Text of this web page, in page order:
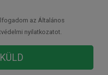
az Általános
nyilatkozatot.